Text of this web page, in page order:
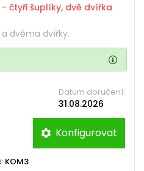
čtyři šuplíky, dvě dvířka
dvěma dvířky.
Datum doručení:
31.08.2026
Konfigurovat
KOM3